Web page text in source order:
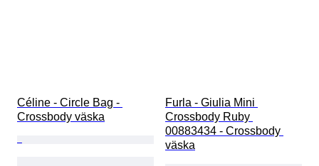
Céline - Circle Bag -
Crossbody väska
Furla - Giulia Mini
Crossbody Ruby
00883434 - Crossbody
väska